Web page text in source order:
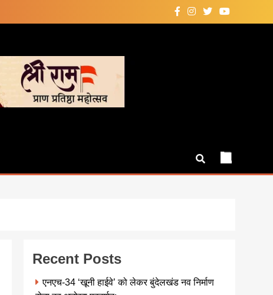
Recent Posts
एनएच-34 ‘खूनी हाईवे’ को लेकर बुंदेलखंड नव निर्माण